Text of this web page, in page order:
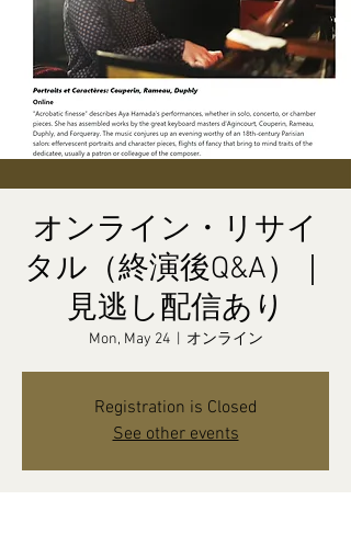
オンライン・リサイ
タル（終演後Q&A）｜
見逃し配信あり
Mon, May 24
  |
オンライン
Registration is Closed
See other events